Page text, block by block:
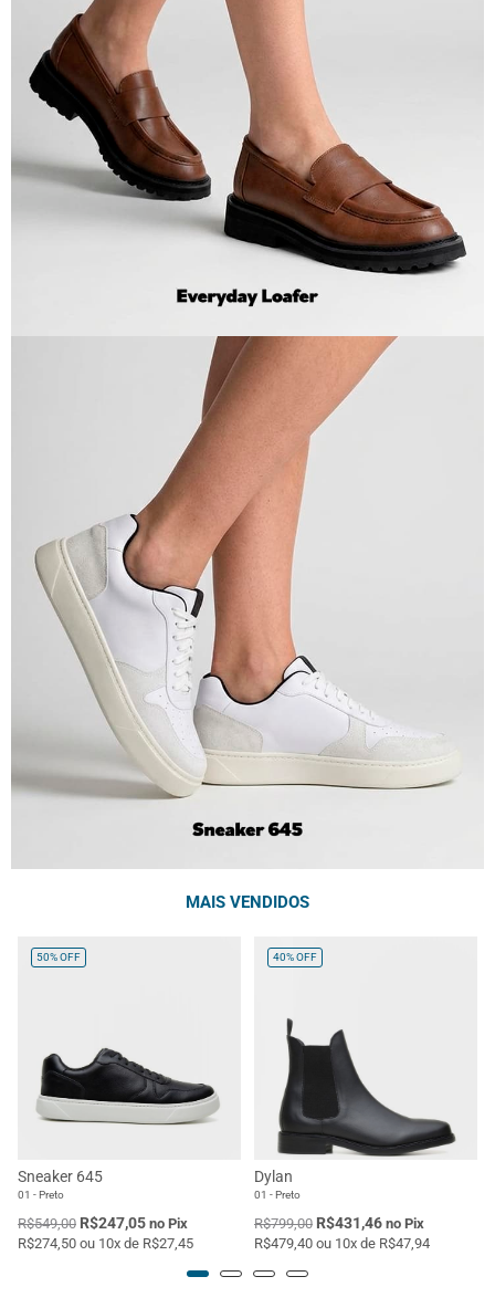
MAIS VENDIDOS
50%OFF
Sneaker 645
01 - Preto
R$549,00 R$247,05 no Pix
R$274,50 ou 10x de R$27,45
40%OFF
Dylan
01 - Preto
R$799,00 R$431,46 no Pix
R$479,40 ou 10x de R$47,94